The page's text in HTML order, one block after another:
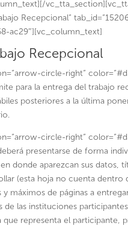
Recepcional”
ac29″][vc_column_text]
Recepcional
circle-right”
para la entrega del trabajo
posteriores a la última
circle-right”
presentarse de forma
donde aparezcan sus datos,
(esta hoja no cuenta dentro
y máximos de páginas a
de las instituciones
que representa el participante,